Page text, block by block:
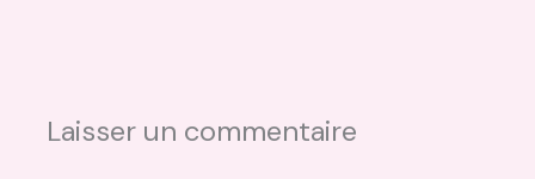
Laisser un commentaire